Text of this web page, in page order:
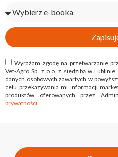
Wyrażam zgodę na przetwarzanie
Vet-Agro Sp. z o.o. z siedzibą w
danych osobowych zawartych w
celu przekazywania mi informacji
produktów oferowanych przez
prywatności.